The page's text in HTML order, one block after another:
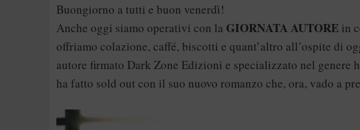
Buongiorno a tutti e buon venerdì!
Anche oggi siamo operativi con la GIORNATA AUTORE in
offriamo colazione, caffé, biscotti e quant’altro all’ospite di
autore firmato Dark Zone Edizioni e specializzato nel
ha fatto sold out con il suo nuovo romanzo che, ora, vado a